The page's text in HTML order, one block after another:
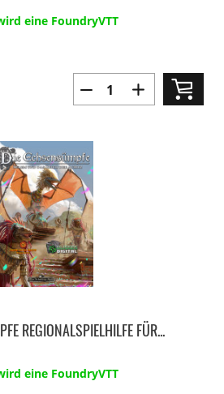
eine FoundryVTT
REGIONALSPIELHILFE FÜR...
eine FoundryVTT